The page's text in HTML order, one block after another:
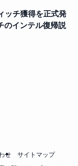
ッチ獲得を正式発
インテル復帰説
せ
サイトマップ